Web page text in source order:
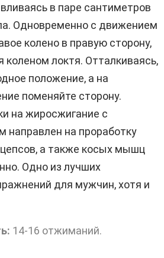
в паре сантиметров
Одновременно с движением
колено в правую сторону,
коленом локтя. Отталкиваясь,
положение, а на
поменяйте сторону.
на жиросжигание с
направлен на проработку
а также косых мышц
Одно из лучших
для мужчин, хотя и
14-16 отжиманий.